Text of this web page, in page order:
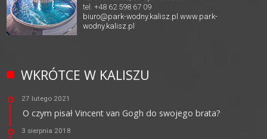
tel. +48 62 598 67 09
biuro@park-wodny.kalisz.pl www.park-
wodny.kalisz.pl
WKRÓTCE W KALISZU
27 lutego 2021
O czym pisał Vincent van Gogh do swojego brata?
3 sierpnia 2018